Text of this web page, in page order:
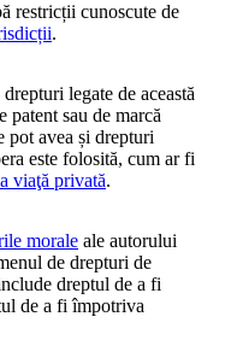
restricții cunoscute de
.
legate de această
patent sau de marcă
pot avea și drepturi
este folosită, cum ar fi
viaţă privată.
morale ale autorului
de drepturi de
dreptul de a fi
de a fi împotriva